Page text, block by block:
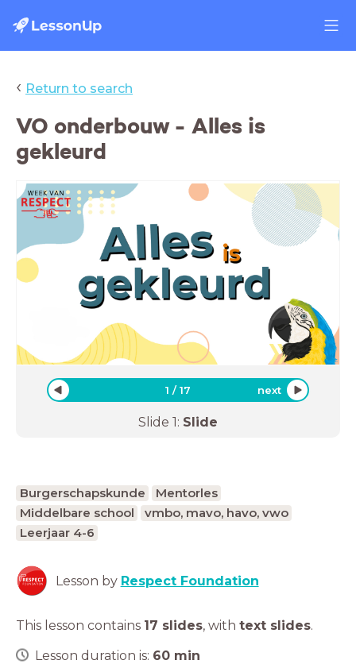
‹ Return to search
VO onderbouw - Alles is
gekleurd
1 /17 next
Slide 1: Slide
Burgerschapskunde
Mentorles
Middelbare school
vmbo, mavo, havo, vwo
Leerjaar 4-6
Lesson by Respect Foundation
This lesson contains 17 slides, with text slides.
Lesson duration is: 60 min